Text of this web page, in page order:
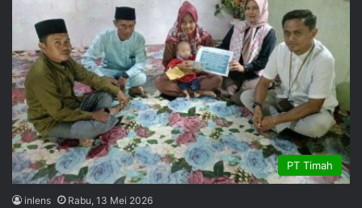
PT Timah
inlens Rabu, 13 Mei 2026